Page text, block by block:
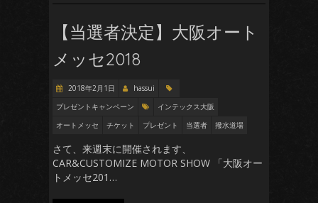
【当選者決定】大阪オート
メッセ2018
2018年2月1日
hassui
プレゼントキャンペーン
インテックス大阪
オートメッセ
チケット プレゼント 当選者 撥水道場
さて、来週末に開催されます、
CAR&CUSTOMIZE MOTOR SHOW 「大阪オー
トメッセ201…